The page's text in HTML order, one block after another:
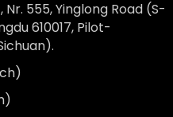
Nr. 555, Yinglong Road (S-
610017, Pilot-